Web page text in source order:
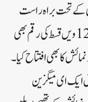
کے تحت براہ راست
بینیفٹ ٹرانسفر کے ذریعے 16,000 کروڑ روپے کی 12 ویں قسط کی رقم بھی
کا بھی افتتاح کیا۔
ای میگزین